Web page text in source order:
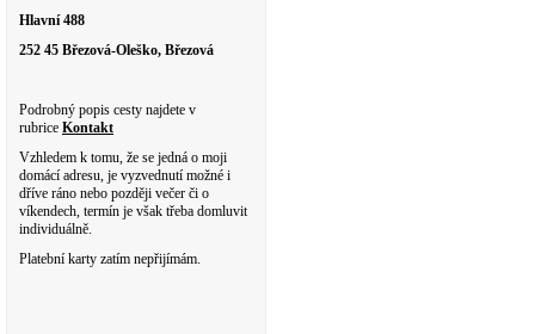
Hlavní 488
252 45 Březová-Oleško, Březová
Podrobný popis cesty najdete v
rubrice Kontakt
Vzhledem k tomu, že se jedná o moji
domácí adresu, je vyzvednutí možné i
dříve ráno nebo později večer či o
víkendech, termín je však třeba domluvit
individuálně.
Platební karty zatím nepřijímám.